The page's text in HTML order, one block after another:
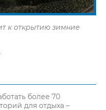
к открытию зимние
более 70
для отдыха –